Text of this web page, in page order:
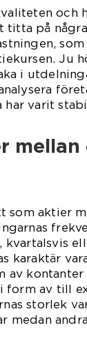
och
titta på
Ju
i
har varit
som aktier
kvartalsvis
karaktär
av
form av till
storlek
medan